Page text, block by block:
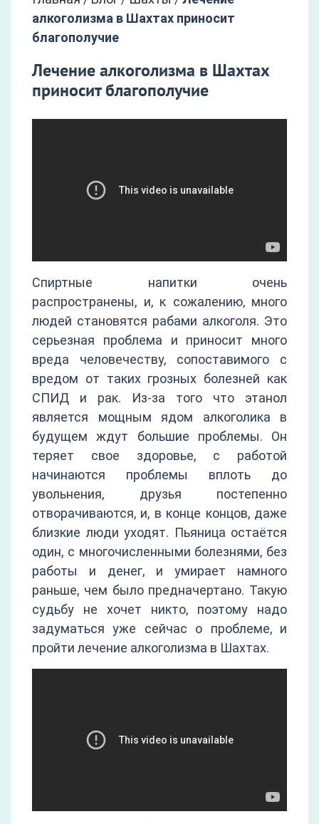
алкоголизма в Шахтах приносит
благополучие
Лечение алкоголизма в Шахтах
приносит благополучие
Спиртные напитки очень
распространены, и, к сожалению, много
людей становятся рабами алкоголя. Это
серьезная проблема и приносит много
вреда человечеству, сопоставимого с
вредом от таких грозных болезней как
СПИД и рак. Из-за того что этанол
является мощным ядом алкоголика в
будущем ждут большие проблемы. Он
теряет свое здоровье, с работой
начинаются проблемы вплоть до
увольнения, друзья постепенно
отворачиваются, и, в конце концов, даже
близкие люди уходят. Пьяница остаётся
один, с многочисленными болезнями, без
работы и денег, и умирает намного
раньше, чем было предначертано. Такую
судьбу не хочет никто, поэтому надо
задуматься уже сейчас о проблеме, и
пройти лечение алкоголизма в Шахтах.